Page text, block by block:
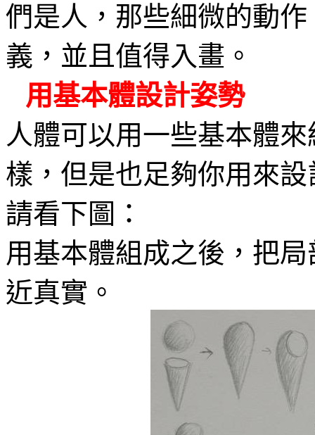
們是人，那些細微的動
義，並且值得入畫。
用基本體設計姿勢
人體可以用一些基本體
樣，但是也足夠你用來
請看下圖：
用基本體組成之後，把
近真實。